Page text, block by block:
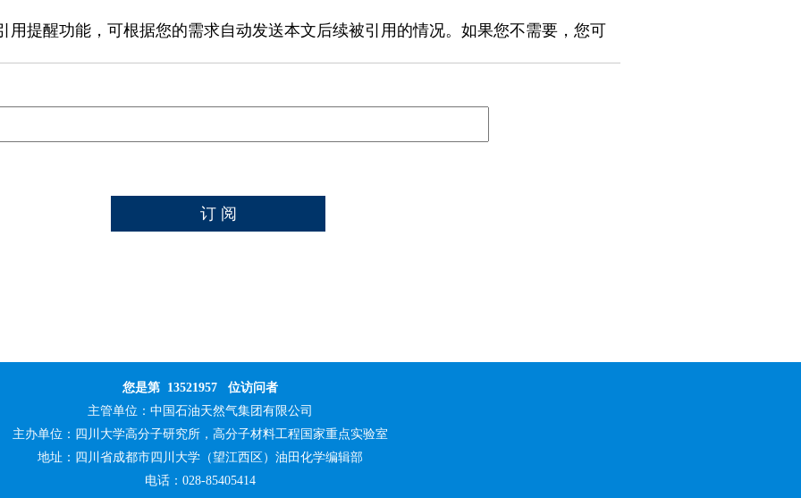
用提醒功能，可根据您的需求自动发送本文后续被引用的情况。如果您不需要，您可
您是第 13521957 位访问者
主管单位： 中国石油天然气集团有限公司
主办单位： 四川大学高分子研究所，高分子材料工程国家重点实验室
地址：四川省成都市四川大学（望江西区）油田化学编辑部
电话：028-85405414